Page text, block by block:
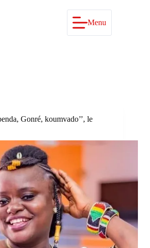
Menu
Gonré, koumvado’’, le